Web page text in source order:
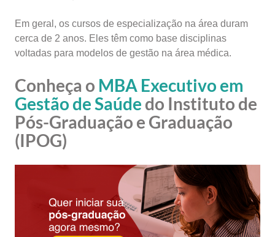
Em geral, os cursos de especialização na área duram
cerca de 2 anos. Eles têm como base disciplinas
voltadas para modelos de gestão na área médica.
Conheça o MBA Executivo em
Gestão de Saúde do Instituto de
Pós-Graduação e Graduação
(IPOG)